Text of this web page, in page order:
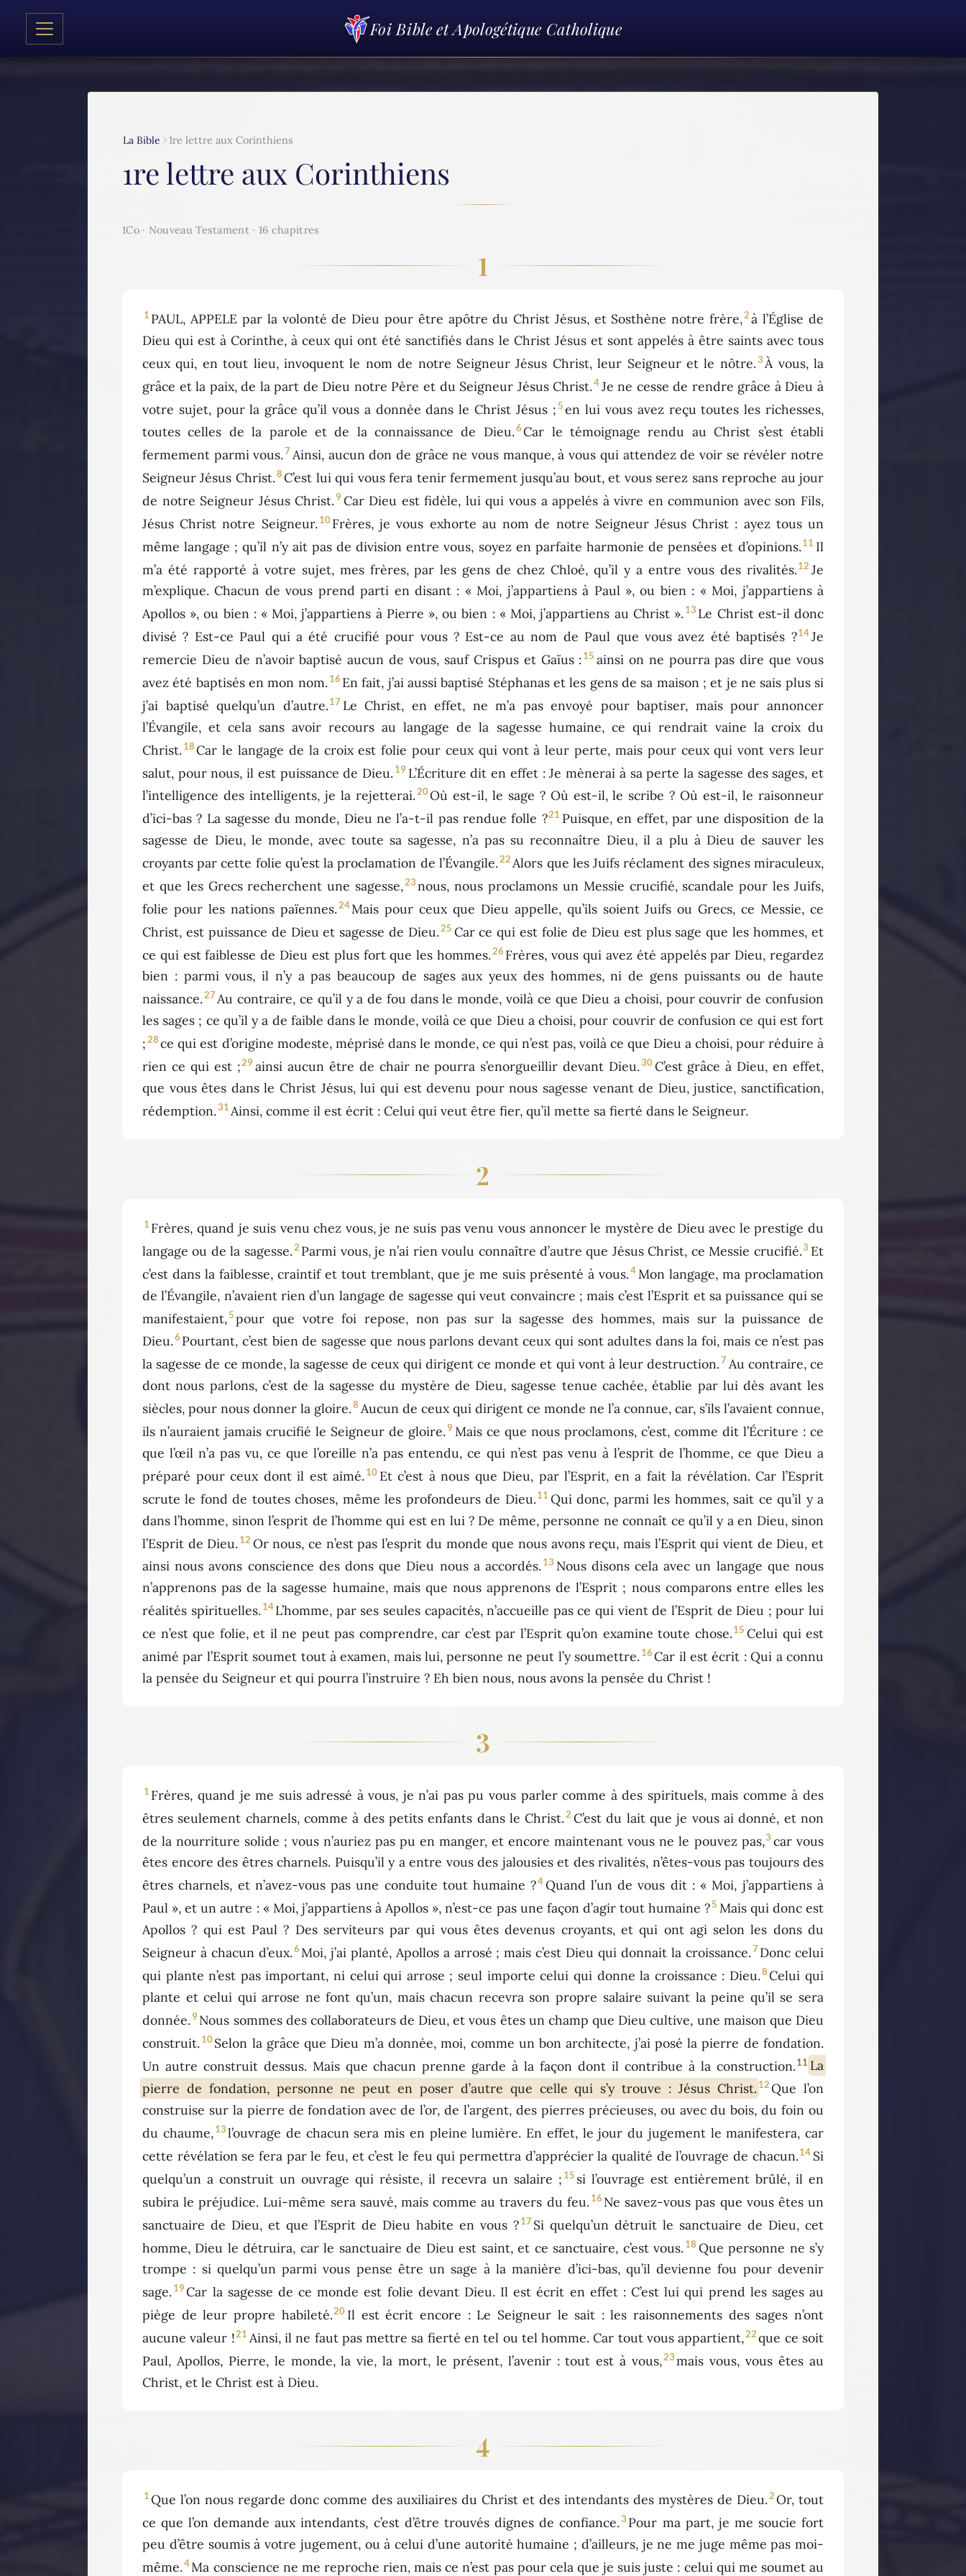
Foi Bible et Apologétique Catholique
La Bible 1re lettre aux Corinthiens
1re lettre aux Corinthiens
1Co · Nouveau Testament · 16 chapitres
1
1 PAUL, APPELE par la volonté de Dieu pour être apôtre du Christ Jésus, et Sosthène notre frère,2 à l’Église de
Dieu qui est à Corinthe, à ceux qui ont été sanctifiés dans le Christ Jésus et sont appelés à être saints avec tous
ceux qui, en tout lieu, invoquent le nom de notre Seigneur Jésus Christ, leur Seigneur et le nôtre.3 À vous, la
grâce et la paix, de la part de Dieu notre Père et du Seigneur Jésus Christ.4Je ne cesse de rendre grâce à Dieu à
votre sujet, pour la grâce qu’il vous a donnée dans le Christ Jésus ;5 en lui vous avez reçu toutes les richesses,
toutes celles de la parole et de la connaissance de Dieu.6 Car le témoignage rendu au Christ s’est établi
fermement parmi vous. 7 Ainsi, aucun don de grâce ne vous manque, à vous qui attendez de voir se révéler notre
Seigneur Jésus Christ.8 C’est lui qui vous fera tenir fermement jusqu’au bout, et vous serez sans reproche au jour
de notre Seigneur Jésus Christ. 9 Car Dieu est fidèle, lui qui vous a appelés à vivre en communion avec son Fils,
Jésus Christ notre Seigneur. 10 Frères, je vous exhorte au nom de notre Seigneur Jésus Christ : ayez tous un
même langage ; qu’il n’y ait pas de division entre vous, soyez en parfaite harmonie de pensées et d’opinions.11 Il
m’a été rapporté à votre sujet, mes frères, par les gens de chez Chloé, qu’il y a entre vous des rivalités.12 Je
m’explique. Chacun de vous prend parti en disant : « Moi, j’appartiens à Paul », ou bien : « Moi, j’appartiens à
Apollos », ou bien : « Moi, j’appartiens à Pierre », ou bien : « Moi, j’appartiens au Christ ». 13 Le Christ est-il donc
divisé ? Est-ce Paul qui a été crucifié pour vous ? Est-ce au nom de Paul que vous avez été baptisés ?14Je
remercie Dieu de n’avoir baptisé aucun de vous, sauf Crispus et Gaïus :15 ainsi on ne pourra pas dire que vous
avez été baptisés en mon nom. 16 En fait, j’ai aussi baptisé Stéphanas et les gens de sa maison ; et je ne sais plus si
j’ai baptisé quelqu’un d’autre.17 Le Christ, en effet, ne m’a pas envoyé pour baptiser, mais pour annoncer
l’Évangile, et cela sans avoir recours au langage de la sagesse humaine, ce qui rendrait vaine la croix du
Christ. 18 Car le langage de la croix est folie pour ceux qui vont à leur perte, mais pour ceux qui vont vers leur
salut, pour nous, il est puissance de Dieu. 19 L’Écriture dit en effet : Je mènerai à sa perte la sagesse des sages, et
l’intelligence des intelligents, je la rejetterai.20Où est-il, le sage ? Où est-il, le scribe ? Où est-il, le raisonneur
d’ici-bas ? La sagesse du monde, Dieu ne l’a-t-il pas rendue folle ?21 Puisque, en effet, par une disposition de la
sagesse de Dieu, le monde, avec toute sa sagesse, n’a pas su reconnaître Dieu, il a plu à Dieu de sauver les
croyants par cette folie qu’est la proclamation de l’Évangile.22 Alors que les Juifs réclament des signes miraculeux,
et que les Grecs recherchent une sagesse,23 nous, nous proclamons un Messie crucifié, scandale pour les Juifs,
folie pour les nations païennes.24Mais pour ceux que Dieu appelle, qu’ils soient Juifs ou Grecs, ce Messie, ce
Christ, est puissance de Dieu et sagesse de Dieu.25 Car ce qui est folie de Dieu est plus sage que les hommes, et
ce qui est faiblesse de Dieu est plus fort que les hommes.26 Frères, vous qui avez été appelés par Dieu, regardez
bien : parmi vous, il n’y a pas beaucoup de sages aux yeux des hommes, ni de gens puissants ou de haute
naissance.27 Au contraire, ce qu’il y a de fou dans le monde, voilà ce que Dieu a choisi, pour couvrir de confusion
les sages ; ce qu’il y a de faible dans le monde, voilà ce que Dieu a choisi, pour couvrir de confusion ce qui est fort
;28 ce qui est d’origine modeste, méprisé dans le monde, ce qui n’est pas, voilà ce que Dieu a choisi, pour réduire à
rien ce qui est ;29 ainsi aucun être de chair ne pourra s’enorgueillir devant Dieu.30C’est grâce à Dieu, en effet,
que vous êtes dans le Christ Jésus, lui qui est devenu pour nous sagesse venant de Dieu, justice, sanctification,
rédemption.31 Ainsi, comme il est écrit : Celui qui veut être fier, qu’il mette sa fierté dans le Seigneur.
2
1 Frères, quand je suis venu chez vous, je ne suis pas venu vous annoncer le mystère de Dieu avec le prestige du
langage ou de la sagesse.2 Parmi vous, je n’ai rien voulu connaître d’autre que Jésus Christ, ce Messie crucifié.3 Et
c’est dans la faiblesse, craintif et tout tremblant, que je me suis présenté à vous. 4 Mon langage, ma proclamation
de l’Évangile, n’avaient rien d’un langage de sagesse qui veut convaincre ; mais c’est l’Esprit et sa puissance qui se
manifestaient,5 pour que votre foi repose, non pas sur la sagesse des hommes, mais sur la puissance de
Dieu.6 Pourtant, c’est bien de sagesse que nous parlons devant ceux qui sont adultes dans la foi, mais ce n’est pas
la sagesse de ce monde, la sagesse de ceux qui dirigent ce monde et qui vont à leur destruction.7 Au contraire, ce
dont nous parlons, c’est de la sagesse du mystère de Dieu, sagesse tenue cachée, établie par lui dès avant les
siècles, pour nous donner la gloire.8 Aucun de ceux qui dirigent ce monde ne l’a connue, car, s’ils l’avaient connue,
ils n’auraient jamais crucifié le Seigneur de gloire. 9 Mais ce que nous proclamons, c’est, comme dit l’Écriture : ce
que l’œil n’a pas vu, ce que l’oreille n’a pas entendu, ce qui n’est pas venu à l’esprit de l’homme, ce que Dieu a
préparé pour ceux dont il est aimé. 10 Et c’est à nous que Dieu, par l’Esprit, en a fait la révélation. Car l’Esprit
scrute le fond de toutes choses, même les profondeurs de Dieu.11 Qui donc, parmi les hommes, sait ce qu’il y a
dans l’homme, sinon l’esprit de l’homme qui est en lui ? De même, personne ne connaît ce qu’il y a en Dieu, sinon
l’Esprit de Dieu. 12 Or nous, ce n’est pas l’esprit du monde que nous avons reçu, mais l’Esprit qui vient de Dieu, et
ainsi nous avons conscience des dons que Dieu nous a accordés. 13 Nous disons cela avec un langage que nous
n’apprenons pas de la sagesse humaine, mais que nous apprenons de l’Esprit ; nous comparons entre elles les
réalités spirituelles. 14 L’homme, par ses seules capacités, n’accueille pas ce qui vient de l’Esprit de Dieu ; pour lui
ce n’est que folie, et il ne peut pas comprendre, car c’est par l’Esprit qu’on examine toute chose.15 Celui qui est
animé par l’Esprit soumet tout à examen, mais lui, personne ne peut l’y soumettre. 16 Car il est écrit : Qui a connu
la pensée du Seigneur et qui pourra l’instruire ? Eh bien nous, nous avons la pensée du Christ !
3
1 Frères, quand je me suis adressé à vous, je n’ai pas pu vous parler comme à des spirituels, mais comme à des
êtres seulement charnels, comme à des petits enfants dans le Christ. 2 C’est du lait que je vous ai donné, et non
de la nourriture solide ; vous n’auriez pas pu en manger, et encore maintenant vous ne le pouvez pas,3 car vous
êtes encore des êtres charnels. Puisqu’il y a entre vous des jalousies et des rivalités, n’êtes-vous pas toujours des
êtres charnels, et n’avez-vous pas une conduite tout humaine ?4Quand l’un de vous dit : « Moi, j’appartiens à
Paul », et un autre : « Moi, j’appartiens à Apollos », n’est-ce pas une façon d’agir tout humaine ?5 Mais qui donc est
Apollos ? qui est Paul ? Des serviteurs par qui vous êtes devenus croyants, et qui ont agi selon les dons du
Seigneur à chacun d’eux.6Moi, j’ai planté, Apollos a arrosé ; mais c’est Dieu qui donnait la croissance.7 Donc celui
qui plante n’est pas important, ni celui qui arrose ; seul importe celui qui donne la croissance : Dieu.8 Celui qui
plante et celui qui arrose ne font qu’un, mais chacun recevra son propre salaire suivant la peine qu’il se sera
donnée. 9 Nous sommes des collaborateurs de Dieu, et vous êtes un champ que Dieu cultive, une maison que Dieu
construit. 10Selon la grâce que Dieu m’a donnée, moi, comme un bon architecte, j’ai posé la pierre de fondation.
Un autre construit dessus. Mais que chacun prenne garde à la façon dont il contribue à la construction.11 La
pierre de fondation, personne ne peut en poser d’autre que celle qui s’y trouve : Jésus Christ.12Que l’on
construise sur la pierre de fondation avec de l’or, de l’argent, des pierres précieuses, ou avec du bois, du foin ou
du chaume, 13l’ouvrage de chacun sera mis en pleine lumière. En effet, le jour du jugement le manifestera, car
cette révélation se fera par le feu, et c’est le feu qui permettra d’apprécier la qualité de l’ouvrage de chacun.14 Si
quelqu’un a construit un ouvrage qui résiste, il recevra un salaire ; 15 si l’ouvrage est entièrement brûlé, il en
subira le préjudice. Lui-même sera sauvé, mais comme au travers du feu. 16 Ne savez-vous pas que vous êtes un
sanctuaire de Dieu, et que l’Esprit de Dieu habite en vous ? 17 Si quelqu’un détruit le sanctuaire de Dieu, cet
homme, Dieu le détruira, car le sanctuaire de Dieu est saint, et ce sanctuaire, c’est vous. 18 Que personne ne s’y
trompe : si quelqu’un parmi vous pense être un sage à la manière d’ici-bas, qu’il devienne fou pour devenir
sage. 19 Car la sagesse de ce monde est folie devant Dieu. Il est écrit en effet : C’est lui qui prend les sages au
piège de leur propre habileté.20 Il est écrit encore : Le Seigneur le sait : les raisonnements des sages n’ont
aucune valeur !21 Ainsi, il ne faut pas mettre sa fierté en tel ou tel homme. Car tout vous appartient,22 que ce soit
Paul, Apollos, Pierre, le monde, la vie, la mort, le présent, l’avenir : tout est à vous,23 mais vous, vous êtes au
Christ, et le Christ est à Dieu.
4
1 Que l’on nous regarde donc comme des auxiliaires du Christ et des intendants des mystères de Dieu.2Or, tout
ce que l’on demande aux intendants, c’est d’être trouvés dignes de confiance.3 Pour ma part, je me soucie fort
peu d’être soumis à votre jugement, ou à celui d’une autorité humaine ; d’ailleurs, je ne me juge même pas moi-
même.4Ma conscience ne me reproche rien, mais ce n’est pas pour cela que je suis juste : celui qui me soumet au